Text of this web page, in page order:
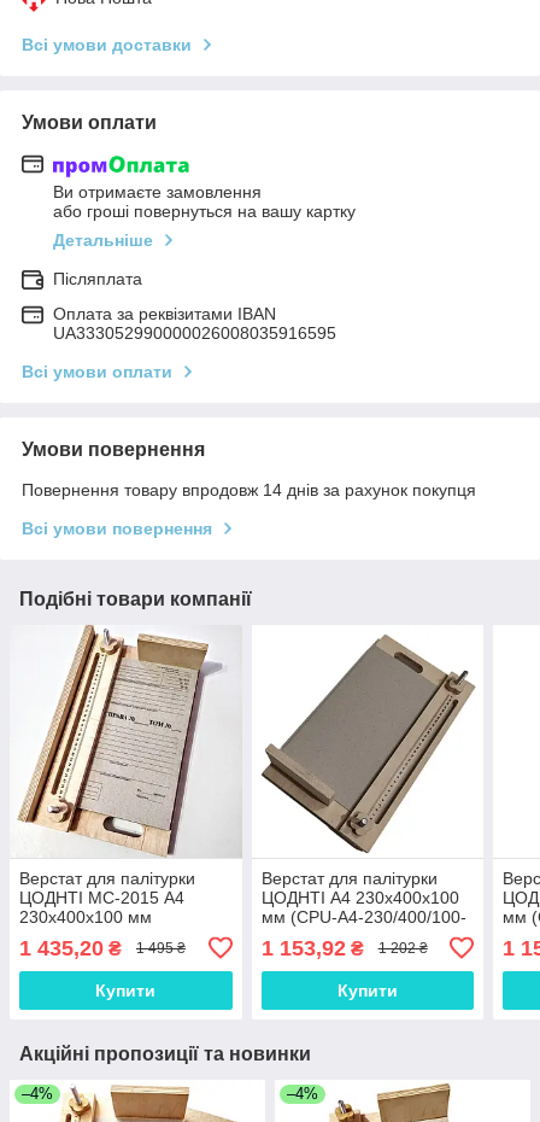
Всі умови доставки
Умови оплати
Ви отримаєте замовлення
або гроші повернуться на вашу картку
Детальніше
Післяплата
Оплата за реквізитами IBAN
UA333052990000026008035916595
Всі умови оплати
Умови повернення
Повернення товару впродовж 14 днів за рахунок покупця
Всі умови повернення
Подібні товари компанії
Верстат для палітурки
ЦОДНТІ МС-2015 А4
230x400x100 мм
230/400/5)
1 435,20 ₴ 1 495 ₴
Купити
Верстат для палітурки
ЦОДНТІ А4 230x400x100
мм (CPU-А4-230/400/100-
1 153,92₴ 1 202 ₴
Купити
мм
1
Акційні пропозиції та новинки
–4% –4%